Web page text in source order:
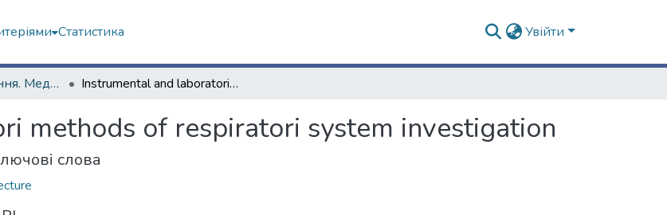
Статистика Увійти
Навчальні видання. Медичний факультет Instrumental and laboratori methods of respiratori system investigation
methods of respiratori system investigation
слова